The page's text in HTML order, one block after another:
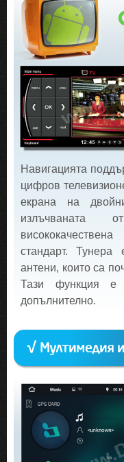
Навигацията
цифров
екрана на
стандарт.
антени, които са
Тази функция е
допълнително.
√ Мултимедия